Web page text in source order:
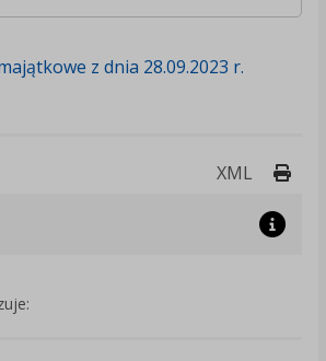
z dnia 28.09.2023 r.
XML